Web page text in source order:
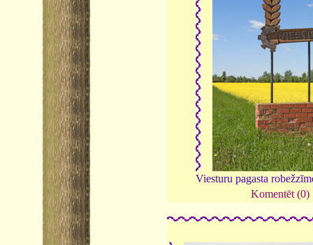
Viesturu pagasta
Komentēt (0)